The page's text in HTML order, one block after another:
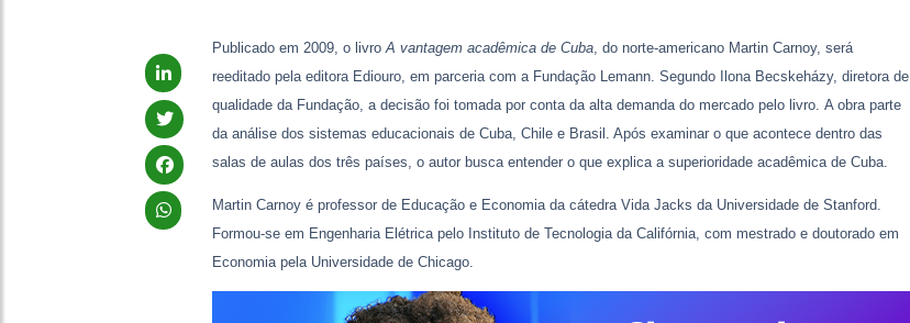
Publicado em 2009, o livroA vantagem acadêmica de Cuba, do norte-americano Martin Carnoy, será
reeditado pela editora Ediouro, em parceria com a Fundação Lemann. Segundo Ilona Becskeházy, diretora de
qualidade da Fundação, a decisão foi tomada por conta da alta demanda do mercado pelo livro. A obra parte
da análise dos sistemas educacionais de Cuba, Chile e Brasil. Após examinar o que acontece dentro das
salas de aulas dos três países, o autor busca entender o que explica a superioridade acadêmica de Cuba.
Martin Carnoy é professor de Educação e Economia da cátedra Vida Jacks da Universidade de Stanford.
Formou-se em Engenharia Elétrica pelo Instituto de Tecnologia da Califórnia, com mestrado e doutorado em
Economia pela Universidade de Chicago.